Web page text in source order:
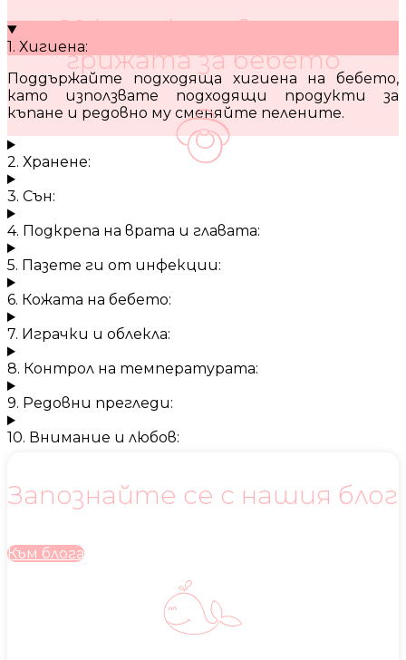
10 кратки съвета за
грижата за бебето
1. Хигиена:
Поддържайте подходяща хигиена на бебето,
като използвате подходящи продукти за
къпане и редовно му сменяйте пелените.
2. Хранене:
3. Сън:
4. Подкрепа на врата и главата:
5. Пазете ги от инфекции:
6. Кожата на бебето:
7. Играчки и облекла:
8. Контрол на температурата:
9. Редовни прегледи:
10. Внимание и любов:
Запознайте се с нашия блог
Към блога